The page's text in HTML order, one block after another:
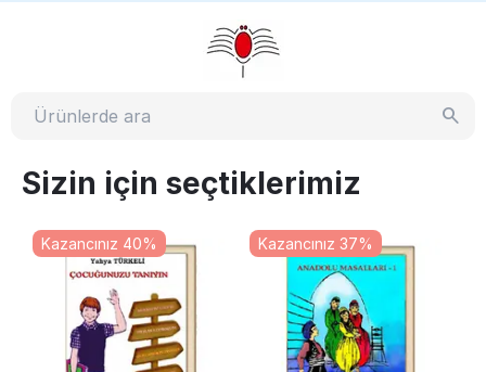
Sizin için seçtiklerimiz
Kazancınız 40% Kazancınız 37%